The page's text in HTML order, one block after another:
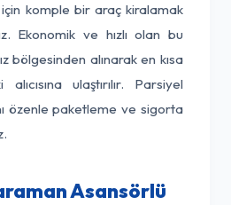
komple bir araç kiralamak
Ekonomik ve hızlı olan bu
bölgesinden alınarak en kısa
ulaştırılır. Parsiyel
özenle paketleme ve sigorta
Asansörlü